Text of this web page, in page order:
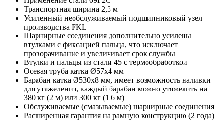
Транспортная ширина 2,3 м
Усиленный необслуживаемый подшипниковый узел
производства FKL
Шарнирные соединения дополнительно усилены
втулками с фиксацией пальца, что исключает
проворачивание и увеличивает срок службы
Втулки и пальцы из стали 45 с термообработкой
Осевая труба катка Ø57х4 мм
Барабан катка Ø530х8 мм, имеет возможность наливки
для утяжеления, каждый барабан можно утяжелить на
380 кг (2 м) или 300 кг (1,6 м)
Обслуживаемые (смазываемые) шарнирные соединения
Расширенная гарантия на рамную конструкцию (2 года)